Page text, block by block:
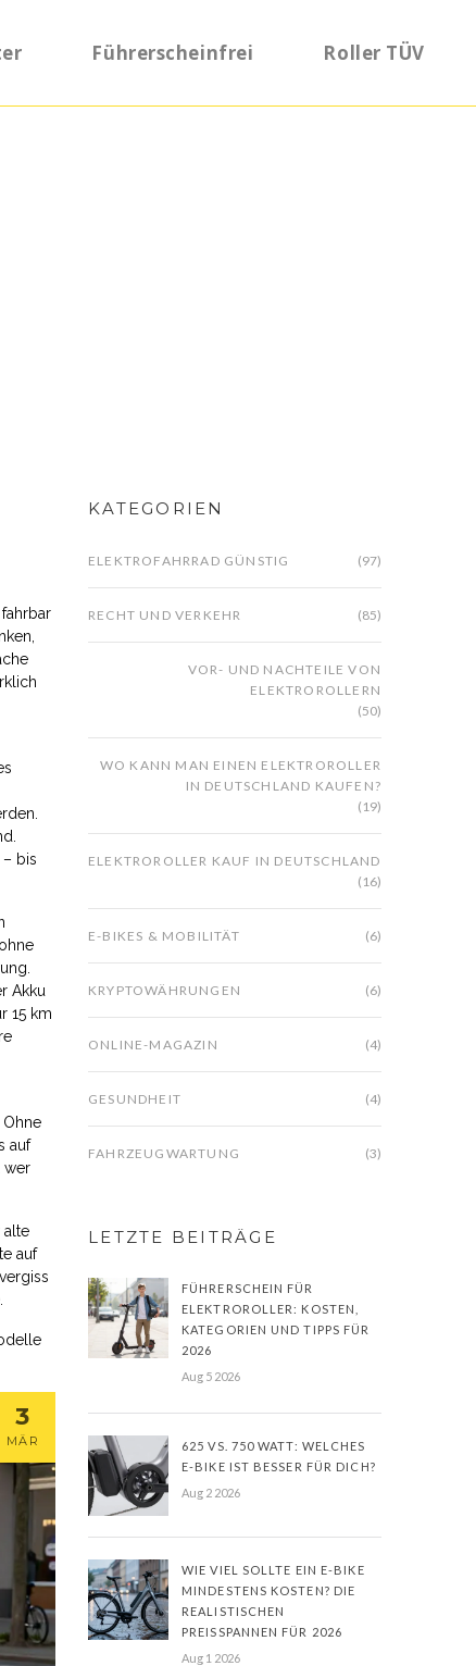
Führerscheinfrei Roller TÜV
bis
Akku
15 km
auf
wer
alte
auf
3
MÄR
KATEGORIEN
ELEKTROFAHRRAD GÜNSTIG (97)
RECHT UND VERKEHR (85)
VOR- UND NACHTEILE VON
ELEKTROROLLERN
(50)
WO KANN MAN EINEN ELEKTROROLLER
IN DEUTSCHLAND KAUFEN?
(19)
ELEKTROROLLER KAUF IN DEUTSCHLAND
(16)
E-BIKES & MOBILITÄT (6)
KRYPTOWÄHRUNGEN (6)
ONLINE-MAGAZIN (4)
GESUNDHEIT (4)
FAHRZEUGWARTUNG (3)
LETZTE BEITRÄGE
FÜHRERSCHEIN FÜR
ELEKTROROLLER: KOSTEN,
KATEGORIEN UND TIPPS FÜR
2026
Aug 5 2026
625 VS. 750 WATT: WELCHES
E-BIKE IST BESSER FÜR DICH?
Aug 2 2026
WIE VIEL SOLLTE EIN E-BIKE
MINDESTENS KOSTEN? DIE
REALISTISCHEN
PREISSPANNEN FÜR 2026
Aug 1 2026